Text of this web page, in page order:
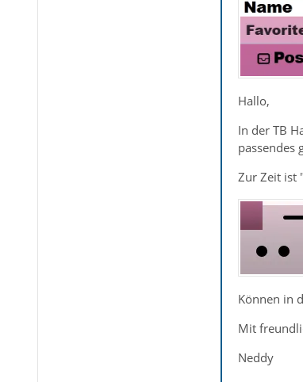
Hallo,
In der TB
passendes
Zur Zeit ist
Können in
Mit
Neddy